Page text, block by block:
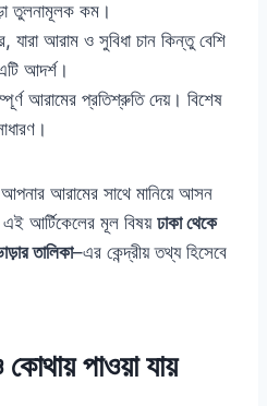
তুলনামূলক কম।
যারা আরাম ও সুবিধা চান কিন্তু বেশি
আদর্শ।
আরামের প্রতিশ্রুতি দেয়। বিশেষ
আরামের সাথে মানিয়ে আসন
আর্টিকেলের মূল বিষয় ঢাকা থেকে
তালিকা–এর কেন্দ্রীয় তথ্য হিসেবে
কোথায় পাওয়া যায়